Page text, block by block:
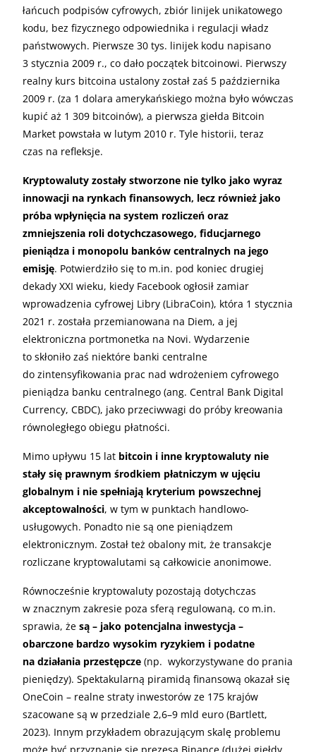
łańcuch podpisów cyfrowych, zbiór linijek unikatowego
kodu, bez fizycznego odpowiednika i regulacji władz
państwowych. Pierwsze 30 tys. linijek kodu napisano
3 stycznia 2009 r., co dało początek bitcoinowi. Pierwszy
realny kurs bitcoina ustalony został zaś 5 października
2009 r. (za 1 dolara amerykańskiego można było wówczas
kupić aż 1 309 bitcoinów), a pierwsza giełda Bitcoin
Market powstała w lutym 2010 r. Tyle historii, teraz
czas na refleksje.
Kryptowaluty zostały stworzone nie tylko jako wyraz
innowacji na rynkach finansowych, lecz również jako
próba wpłynięcia na system rozliczeń oraz
zmniejszenia roli dotychczasowego, fiducjarnego
pieniądza i monopolu banków centralnych na jego
emisję. Potwierdziło się to m.in. pod koniec drugiej
dekady XXI wieku, kiedy Facebook ogłosił zamiar
wprowadzenia cyfrowej Libry (LibraCoin), która 1 stycznia
2021 r. została przemianowana na Diem, a jej
elektroniczna portmonetka na Novi. Wydarzenie
to skłoniło zaś niektóre banki centralne
do zintensyfikowania prac nad wdrożeniem cyfrowego
pieniądza banku centralnego (ang. Central Bank Digital
Currency, CBDC), jako przeciwwagi do próby kreowania
równoległego obiegu płatności.
Mimo upływu 15 lat bitcoin i inne kryptowaluty nie
stały się prawnym środkiem płatniczym w ujęciu
globalnym i nie spełniają kryterium powszechnej
akceptowalności, w tym w punktach handlowo-
usługowych. Ponadto nie są one pieniądzem
elektronicznym. Został też obalony mit, że transakcje
rozliczane kryptowalutami są całkowicie anonimowe.
Równocześnie kryptowaluty pozostają dotychczas
w znacznym zakresie poza sferą regulowaną, co m.in.
sprawia, że są – jako potencjalna inwestycja –
obarczone bardzo wysokim ryzykiem i podatne
na działania przestępcze (np. wykorzystywane do prania
pieniędzy). Spektakularną piramidą finansową okazał się
OneCoin – realne straty inwestorów ze 175 krajów
szacowane są w przedziale 2,6–9 mld euro (Bartlett,
2023). Innym przykładem obrazującym skalę problemu